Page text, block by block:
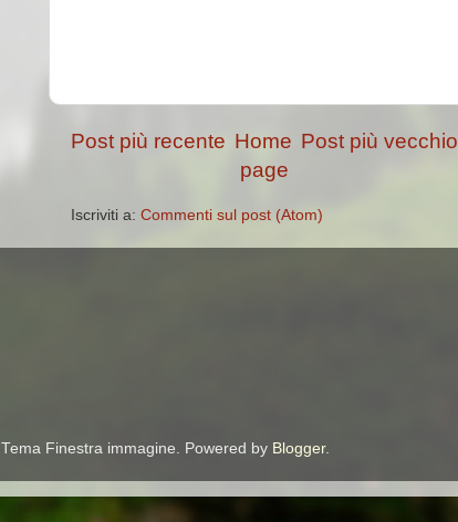
Post più recente Post più vecchio
Home
page
Iscriviti a: Commenti sul post (Atom)
Tema Finestra immagine. Powered by Blogger.